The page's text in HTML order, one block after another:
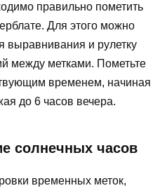
правильно пометить
Для этого можно
выравнивания и рулетку
между метками. Пометьте
временем, начиная
до 6 часов вечера.
солнечных часов
временных меток,